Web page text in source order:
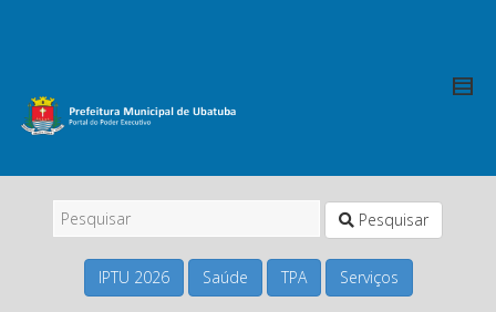
Pesquisar
IPTU 2026 Saúde TPA Serviços